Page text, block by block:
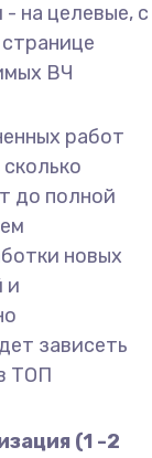
на целевые, с
ВЧ
работ
до полной
новых
и
зависеть
ТОП
(1 -2